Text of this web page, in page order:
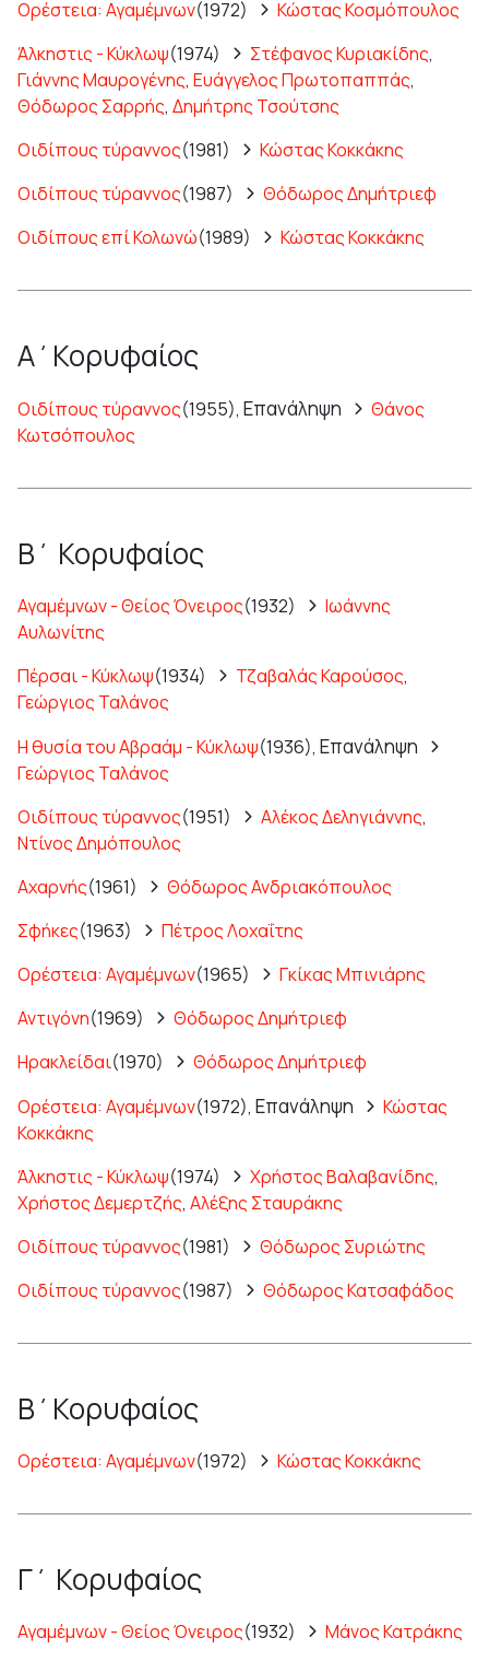
Ορέστεια: Αγαμέμνων(1972)
Κώστας Κοσμόπουλος
Άλκηστις - Κύκλωψ(1974) Στέφανος Κυριακίδης,
Γιάννης Μαυρογένης, Ευάγγελος Πρωτοπαππάς,
Θόδωρος Σαρρής, Δημήτρης Τσούτσης
Οιδίπους τύραννος(1981)
Κώστας Κοκκάκης
Οιδίπους τύραννος(1987)
Θόδωρος Δημήτριεφ
Οιδίπους επί Κολωνώ(1989) Κώστας Κοκκάκης
Α΄Κορυφαίος
Οιδίπους τύραννος(1955), Επανάληψη
Θάνος
Κωτσόπουλος
Β΄ Κορυφαίος
Αγαμέμνων - Θείος Όνειρος(1932)
Ιωάννης
Αυλωνίτης
Πέρσαι - Κύκλωψ(1934) Τζαβαλάς Καρούσος,
Γεώργιος Ταλάνος
Η θυσία του Αβραάμ - Κύκλωψ(1936), Επανάληψη
Γεώργιος Ταλάνος
Οιδίπους τύραννος(1951) Αλέκος Δεληγιάννης,
Ντίνος Δημόπουλος
Αχαρνής(1961)
Θόδωρος Ανδριακόπουλος
Σφήκες(1963)
Πέτρος Λοχαΐτης
Ορέστεια: Αγαμέμνων(1965)
Γκίκας Μπινιάρης
Αντιγόνη(1969)
Θόδωρος Δημήτριεφ
Ηρακλείδαι(1970)
Θόδωρος Δημήτριεφ
Ορέστεια: Αγαμέμνων(1972), Επανάληψη
Κώστας
Κοκκάκης
Άλκηστις - Κύκλωψ(1974) Χρήστος Βαλαβανίδης,
Χρήστος Δεμερτζής, Αλέξης Σταυράκης
Οιδίπους τύραννος(1981)
Θόδωρος Συριώτης
Οιδίπους τύραννος(1987) Θόδωρος Κατσαφάδος
Β΄Κορυφαίος
Ορέστεια: Αγαμέμνων(1972) Κώστας Κοκκάκης
Γ΄ Κορυφαίος
Αγαμέμνων - Θείος Όνειρος(1932)
Μάνος Κατράκης